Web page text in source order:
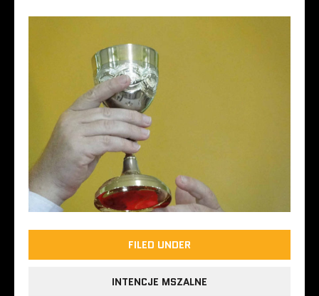
FILED UNDER
INTENCJE MSZALNE